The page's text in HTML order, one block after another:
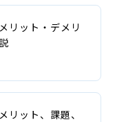
リット・デメリ
リット、課題、